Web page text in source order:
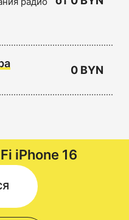
0 BYN
iPhone 16